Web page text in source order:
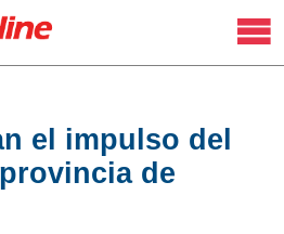
el impulso del
de